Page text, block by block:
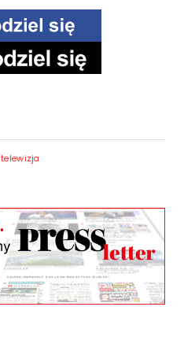
telewizja